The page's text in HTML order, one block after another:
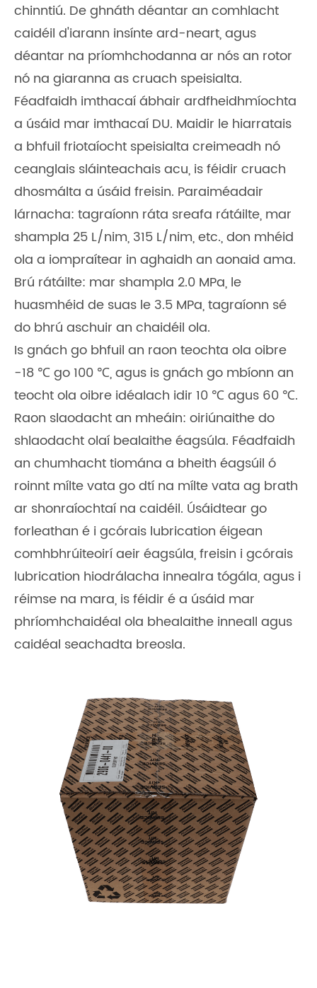
chinntiú. De ghnáth déantar an comhlacht
caidéil d'iarann ​​insínte ard-neart, agus
déantar na príomhchodanna ar nós an rotor
nó na giaranna as cruach speisialta.
Féadfaidh imthacaí ábhair ardfheidhmíochta
a úsáid mar imthacaí DU. Maidir le hiarratais
a bhfuil friotaíocht speisialta creimeadh nó
ceanglais sláinteachais acu, is féidir cruach
dhosmálta a úsáid freisin. Paraiméadair
lárnacha: tagraíonn ráta sreafa rátáilte, mar
shampla 25 L/nim, 315 L/nim, etc., don mhéid
ola a iompraítear in aghaidh an aonaid ama.
Brú rátáilte: mar shampla 2.0 MPa, le
huasmhéid de suas le 3.5 MPa, tagraíonn sé
do bhrú aschuir an chaidéil ola.
Is gnách go bhfuil an raon teochta ola oibre
-18 ℃ go 100 ℃, agus is gnách go mbíonn an
teocht ola oibre idéalach idir 10 ℃ agus 60 ℃.
Raon slaodacht an mheáin: oiriúnaithe do
shlaodacht olaí bealaithe éagsúla. Féadfaidh
an chumhacht tiomána a bheith éagsúil ó
roinnt mílte vata go dtí na mílte vata ag brath
ar shonraíochtaí na caidéil. Úsáidtear go
forleathan é i gcórais lubrication éigean
comhbhrúiteoirí aeir éagsúla, freisin i gcórais
lubrication hiodrálacha innealra tógála, agus i
réimse na mara, is féidir é a úsáid mar
phríomhchaidéal ola bhealaithe inneall agus
caidéal seachadta breosla.